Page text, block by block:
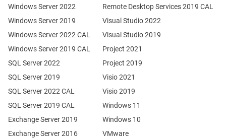
Windows Server 2022
Windows Server 2019
Exchange Server 2019
Exchange Server 2016
SQL Server 2022
SQL Server 2019
Windows Server 2022 CAL
Windows Server 2019 CAL
SQL Server 2022 CAL
SQL Server 2019 CAL
Remote Desktop Services 2019 CAL
Visual Studio 2022
Visual Studio 2019
Project 2021
Project 2019
Visio 2021
Visio 2019
Windows 11
Windows 10
VMware